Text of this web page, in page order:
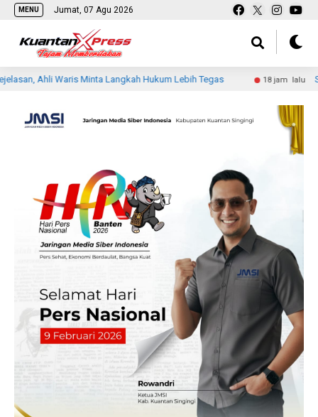
MENU Jumat, 07 Agu 2026
Waris Minta Langkah Hukum Lebih Tegas 18 jam lalu Siswa